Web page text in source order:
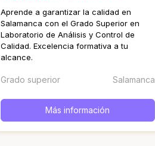
Aprende a garantizar la calidad en
Salamanca con el Grado Superior en
Laboratorio de Análisis y Control de
Calidad. Excelencia formativa a tu
alcance.
Grado superior Salamanca
Más información